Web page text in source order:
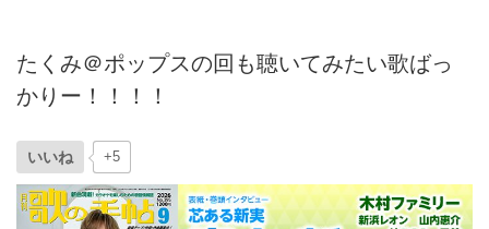
たくみ＠ポップスの回も聴いてみたい歌ばっ
かりー！！！！
いいね +5